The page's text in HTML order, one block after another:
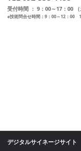
受付時間 ： 9：00～17：00 （
※技術問合せ時間：9：00～12：00
デジタルサイネージサイト